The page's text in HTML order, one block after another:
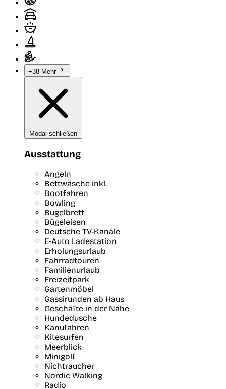
+38 Mehr
Modal schließen
Ausstattung
Angeln
Bettwäsche inkl.
Bootfahren
Bowling
Bügelbrett
Bügeleisen
Deutsche TV-Kanäle
E-Auto Ladestation
Erholungsurlaub
Fahrradtouren
Familienurlaub
Freizeitpark
Gartenmöbel
Gassirunden ab Haus
Geschäfte in der Nähe
Hundedusche
Kanufahren
Kitesurfen
Meerblick
Minigolf
Nichtraucher
Nordic Walking
Radio